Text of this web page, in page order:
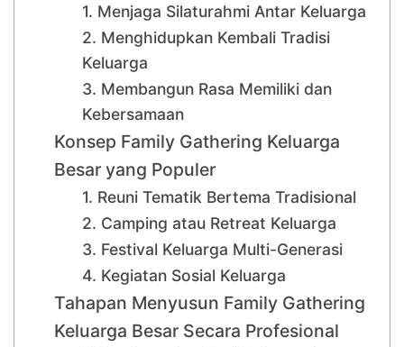
1. Menjaga Silaturahmi Antar Keluarga
2. Menghidupkan Kembali Tradisi
Keluarga
3. Membangun Rasa Memiliki dan
Kebersamaan
Konsep Family Gathering Keluarga
Besar yang Populer
1. Reuni Tematik Bertema Tradisional
2. Camping atau Retreat Keluarga
3. Festival Keluarga Multi-Generasi
4. Kegiatan Sosial Keluarga
Tahapan Menyusun Family Gathering
Keluarga Besar Secara Profesional